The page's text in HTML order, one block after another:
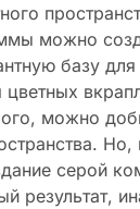
можно
базу
можно
серой
результат,